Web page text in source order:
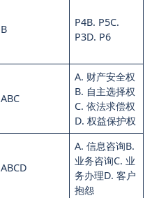
B
P4B. P5C.
P3D. P6
ABC
A. 财产安全权
B. 自主选择权
C. 依法求偿权
D. 权益保护权
ABCD
A. 信息咨询B.
业务咨询C. 业
务办理D. 客户
抱怨